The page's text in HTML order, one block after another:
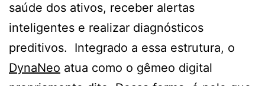
saúde dos ativos, receber alertas
inteligentes e realizar diagnósticos
preditivos. Integrado a essa estrutura, o
DynaNeo atua como o gêmeo digital